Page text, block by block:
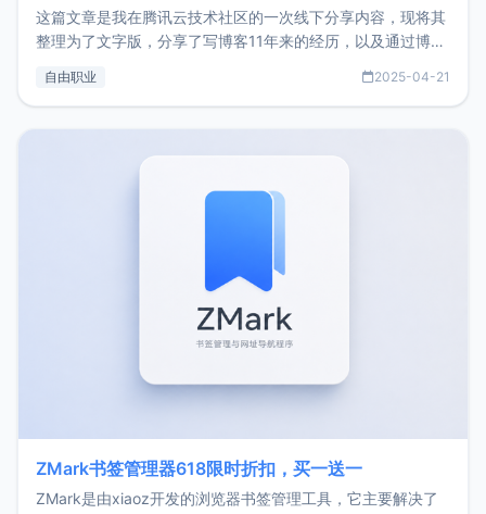
这篇文章是我在腾讯云技术社区的一次线下分享内容，现将其
整理为了文字版，分享了写博客11年来的经历，以及通过博客
了我的首个产品ImgURL的真实数据和产品现状。自我介绍大
自由职业 2025-04-21
ZMark书签管理器618限时折扣，买一送一
ZMark是由xiaoz开发的浏览器书签管理工具，它主要解决了